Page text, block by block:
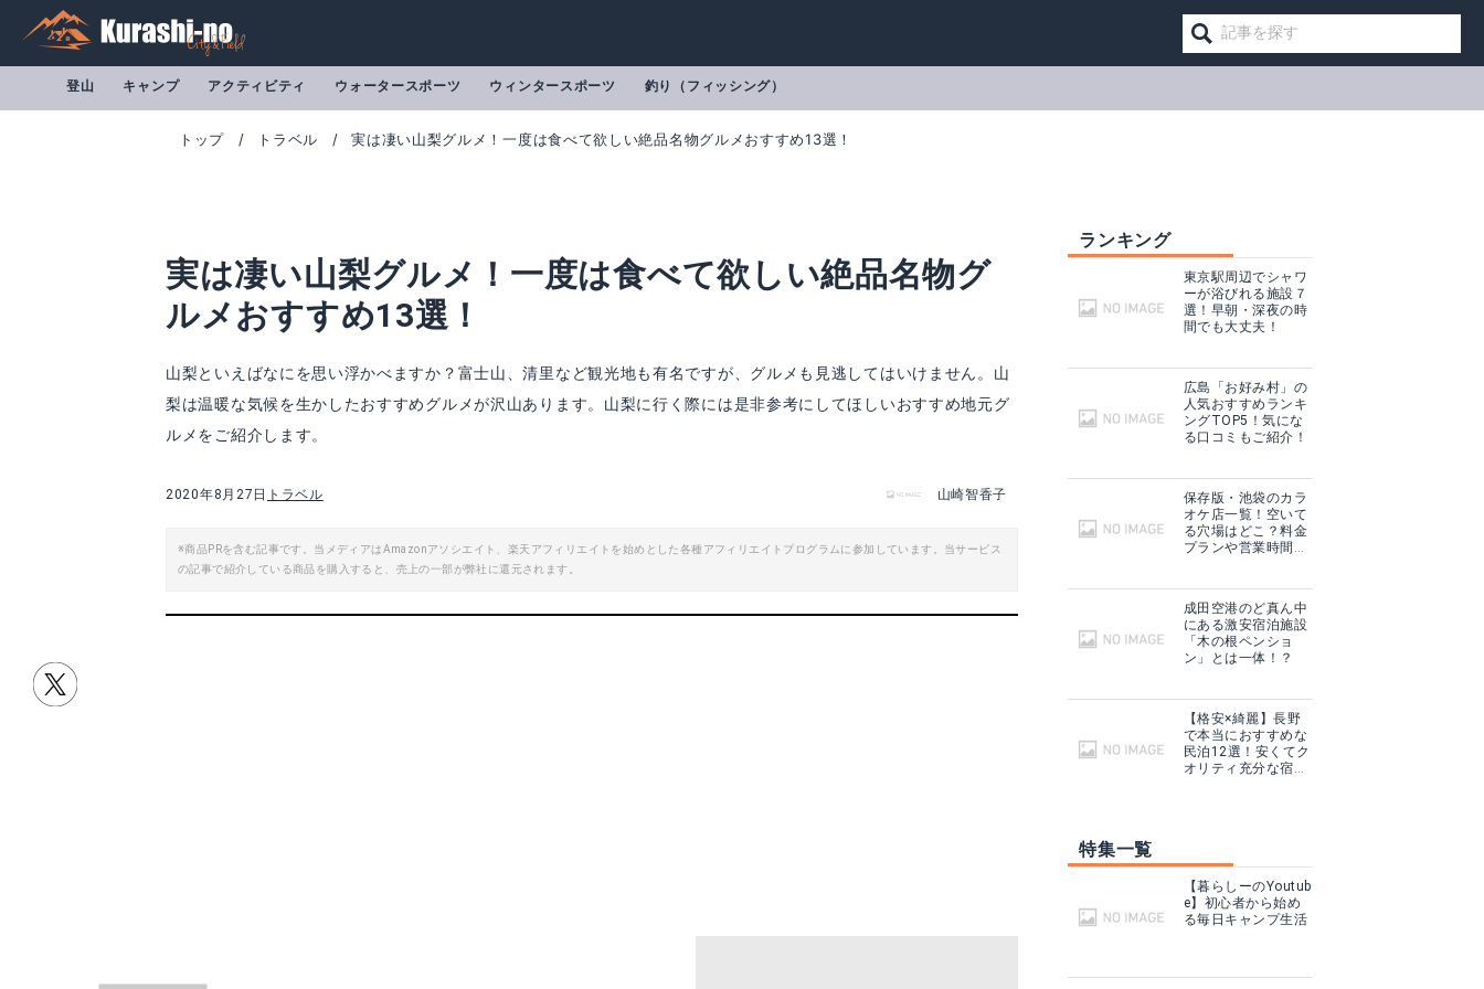
登山 キャンプ アクティビティ ウォータースポーツ ウィンタースポーツ 釣り（フィッシング）
トップ トラベル 実は凄い山梨グルメ！一度は食べて欲しい絶品名物グルメおすすめ13選！
実は凄い山梨グルメ！一度は食べて欲しい絶品名物グ
ルメおすすめ13選！
山梨といえばなにを思い浮かべますか？富士山、清里など観光地も有名ですが、グルメも見逃してはいけません。山
梨は温暖な気候を生かしたおすすめグルメが沢山あります。山梨に行く際には是非参考にしてほしいおすすめ地元グ
ルメをご紹介します。
2020年8月27日 トラベル 山崎智香子
※商品PRを含む記事です。当メディアはAmazonアソシエイト、楽天アフィリエイトを始めとした各種アフィリエイトプログラムに参加しています。当サービス
の記事で紹介している商品を購入すると、売上の一部が弊社に還元されます。
ランキング
東京駅周辺でシャワ
ーが浴びれる施設７
選！早朝・深夜の時
間でも大丈夫！
広島「お好み村」の
人気おすすめランキ
ングTOP5！気にな
る口コミもご紹介！
保存版・池袋のカラ
オケ店一覧！空いて
る穴場はどこ？料金
プランや営業時間も
成田空港のど真ん中
にある激安宿泊施設
「木の根ペンショ
ン」とは一体！？
【格安×綺麗】長野
で本当におすすめな
民泊12選！安くてク
オリティ充分な宿は
特集一覧
【暮らしーのYoutub
e】初心者から始め
る毎日キャンプ生活